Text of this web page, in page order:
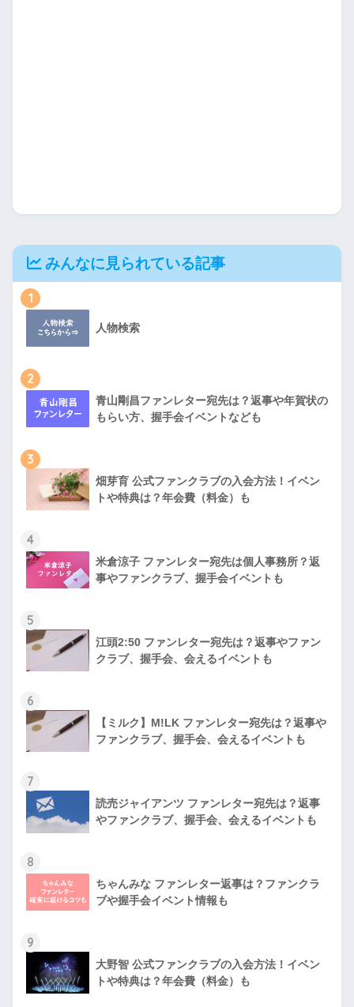
みんなに見られている記事
1
人物検索
2
青山剛昌ファンレター宛先は？返事や年賀状の
もらい方、握手会イベントなども
3
畑芽育 公式ファンクラブの入会方法！イベン
トや特典は？年会費（料金）も
4
米倉涼子 ファンレター宛先は個人事務所？返
事やファンクラブ、握手会イベントも
5
江頭2:50 ファンレター宛先は？返事やファン
クラブ、握手会、会えるイベントも
6
【ミルク】M!LK ファンレター宛先は？返事や
ファンクラブ、握手会、会えるイベントも
7
読売ジャイアンツ ファンレター宛先は？返事
やファンクラブ、握手会、会えるイベントも
8
ちゃんみな ファンレター返事は？ファンクラ
ブや握手会イベント情報も
9
大野智 公式ファンクラブの入会方法！イベン
トや特典は？年会費（料金）も